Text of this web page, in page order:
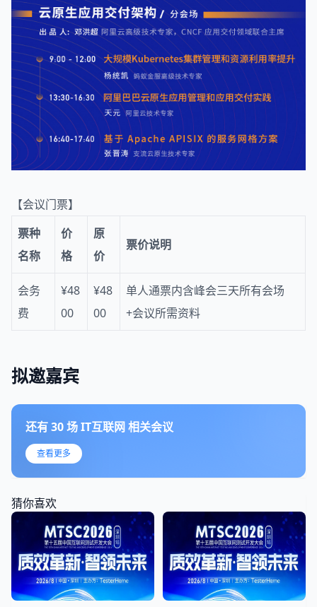
【会议门票】
票种
名称
价
格
原
价
票价说明
会务
费
¥48
00
¥48
00
单人通票内含峰会三天所有会场
+会议所需资料
拟邀嘉宾
还有30场IT互联网相关会议
查看更多
猜你喜欢